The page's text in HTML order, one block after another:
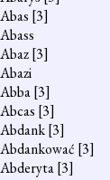
Abas [3]
Abass
Abaz[3]
Abazi
Abba[3]
Abcas [3]
Abdank[3]
Abdankować [3]
Abderyta[3]